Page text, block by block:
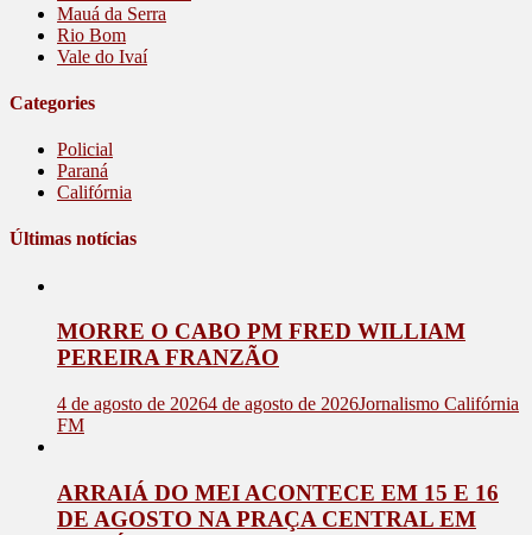
Mauá da Serra
Rio Bom
Vale do Ivaí
Categories
Policial
Paraná
Califórnia
Últimas notícias
MORRE O CABO PM FRED WILLIAM
PEREIRA FRANZÃO
4 de agosto de 20264 de agosto de 2026Jornalismo Califórnia
FM
ARRAIÁ DO MEI ACONTECE EM 15 E 16
DE AGOSTO NA PRAÇA CENTRAL EM